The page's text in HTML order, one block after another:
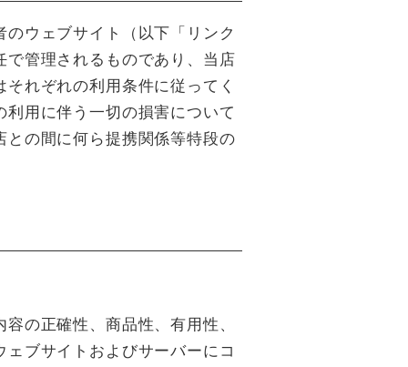
ウェブサイト（以下「リンク
管理されるものであり、当店
れぞれの利用条件に従ってく
用に伴う一切の損害について
の間に何ら提携関係等特段の
の正確性、商品性、有用性、
ブサイトおよびサーバーにコ